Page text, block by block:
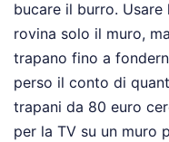
bucare il burro.
rovina solo il muro,
trapano fino a
perso il conto di
trapani da 80 euro
per la TV su un muro